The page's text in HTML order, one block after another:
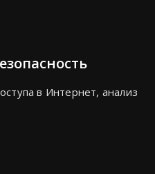
в Интернет, анализ